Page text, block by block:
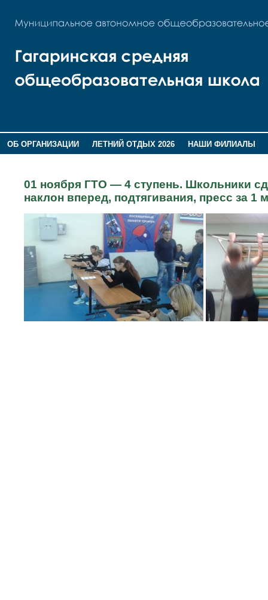
ОБ ОРГАНИЗАЦИИ ЛЕТНИЙ ОТДЫХ 2026
НАШИ ФИЛИАЛЫ
01 ноября ГТО — 4 ступень. Школьники
наклон вперед, подтягивания, пресс за